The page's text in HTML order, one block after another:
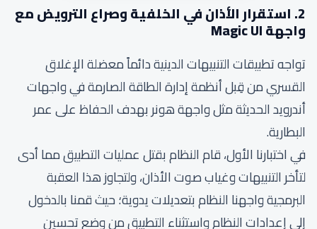
2. استقرار الأذان في الخلفية وصراع الترويض مع
واجهة Magic UI
تواجه تطبيقات التنبيهات الدينية دائماً معضلة الإغلاق
القسري من قِبل أنظمة إدارة الطاقة الصارمة في واجهات
أندرويد الحديثة مثل واجهة هونر بهدف الحفاظ على عمر
البطارية.
في اختبارنا الأول، قام النظام بقتل عمليات التطبيق مما أدى
لتأخر التنبيهات وغياب صوت الأذان، ولتجاوز هذا العقبة
البرمجية واجهنا النظام بتعديلات يدوية؛ حيث قمنا بالدخول
إلى إعدادات النظام واستثناء التطبيق من وضع تحسين